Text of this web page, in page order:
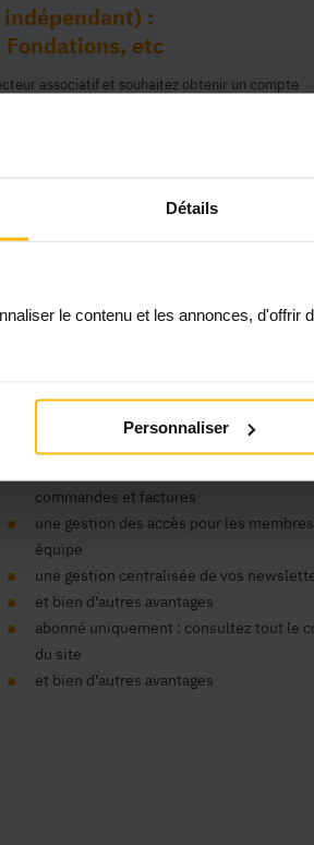
Détails
le contenu et les annonces, d'offrir
Personnaliser
:
Fondations, etc
associatif et souhaitez obtenir un compte
MonASBL au nom de votre organisme. Vos
professionnel et ainsi représenter votre
contenu de la plateforme MonASBL (réservé
1/ identifiaction de l'organisme (munissez-vous
de votre compte individuel professionnel lié à
?
commandes et factures
une gestion des accès pour les
équipe
une gestion centralisée de vos
et bien d'autres avantages
abonné uniquement : consultez tout le
du site
et bien d'autres avantages